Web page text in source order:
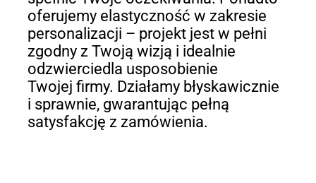
oferujemy elastyczność w zakresie
personalizacji – projekt jest w pełni
zgodny z Twoją wizją i idealnie
odzwierciedla usposobienie
Twojej firmy. Działamy błyskawicznie
i sprawnie, gwarantując pełną
satysfakcję z zamówienia.